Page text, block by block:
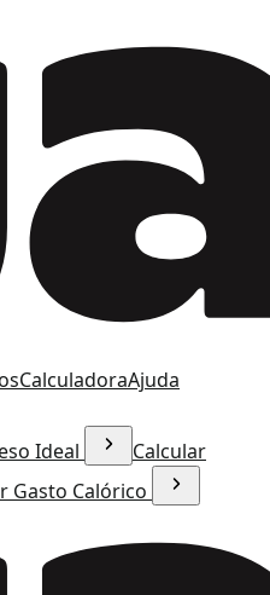
CalculadoraAjuda
Ideal
Calcular
Gasto Calórico